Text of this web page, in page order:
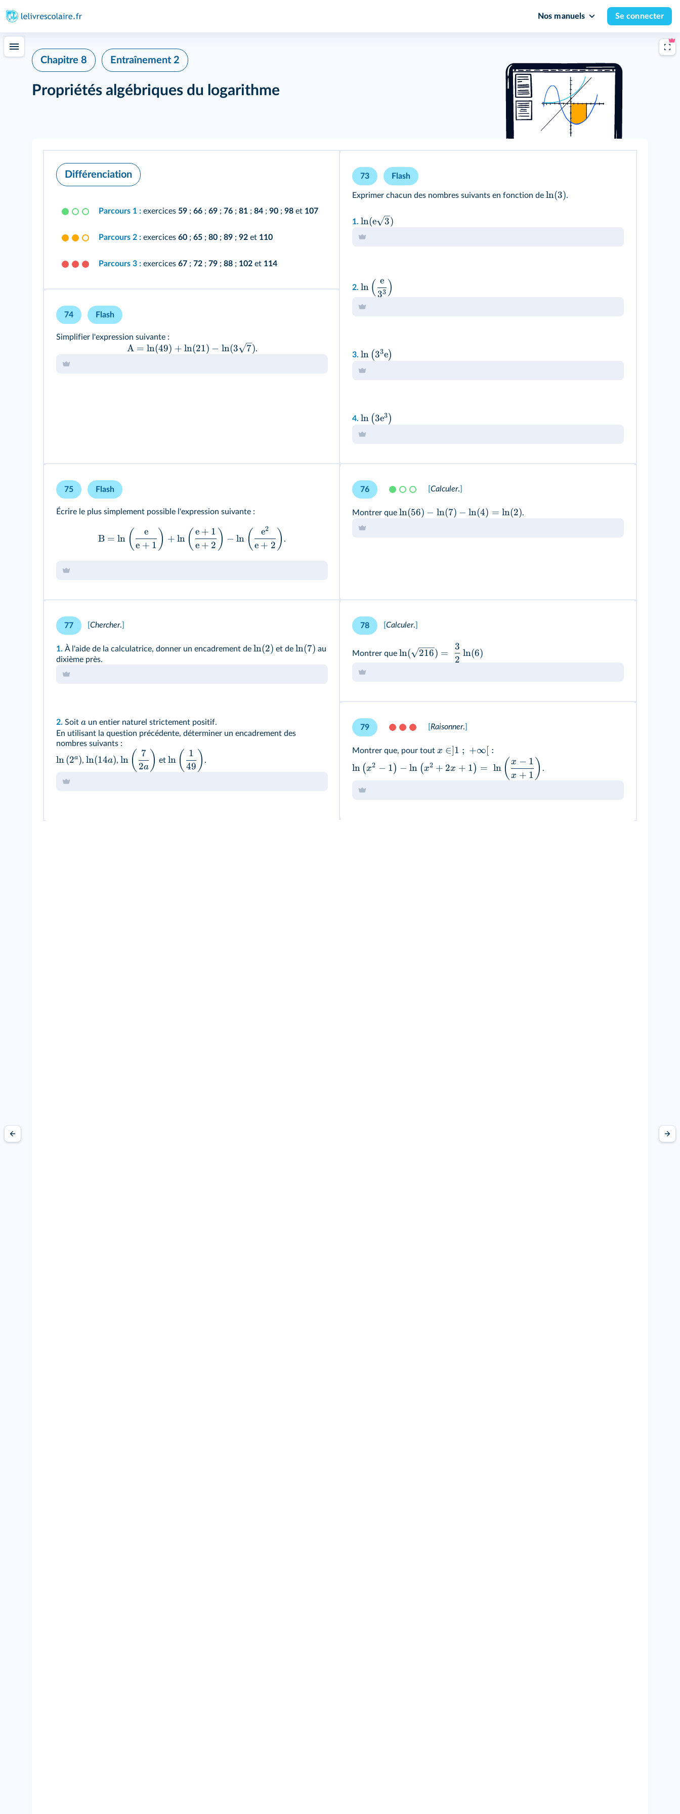
Nos manuels Se connecter
Chapitre 8 Entraînement 2
Propriétés algébriques du logarithme
Différenciation
Parcours 1 : exercices 59 ; 66 ; 69 ; 76 ; 81 ; 84 ; 90 ; 98 et 107
Parcours 2 : exercices 60 ; 65 ; 80 ; 89 ; 92 et 110
Parcours 3 : exercices 67 ; 72 ; 79 ; 88 ; 102 et 114
74 Flash
Simplifier l'expression suivante :
A = ln(49) + ln(21) − ln(3 7).
73 Flash
Exprimer chacun des nombres suivants en fonction de ln(3).
1. ln(e 3)
2. ln ( 33
e )
3. ln (33e)
4. ln (3e3)
75 Flash
Écrire le plus simplement possible l'expression suivante :
B = ln ( e + 1
e ) + ln ( e + 2
e + 1 ) − ln ( e + 2
e2 ) .
76 Calculer.
Montrer que ln(56) − ln(7) − ln(4) = ln(2).
77 Chercher.
1. À l'aide de la calculatrice, donner un encadrement de ln(2) et de ln(7) au
dixième près.
2. Soit a un entier naturel strictement positif.
En utilisant la question précédente, déterminer un encadrement des
nombres suivants :
ln(2a), ln(14a), ln ( 2a
7 ) et ln ( 49
1 ) .
78 Calculer.
Montrer que ln( 216) =
2
3
ln(6)
79 Raisonner.
Montrer que, pour tout x ∈]1 ; +∞[ :
ln (x2 − 1) − ln (x2 + 2x + 1) = ln ( x + 1
x − 1 ) .